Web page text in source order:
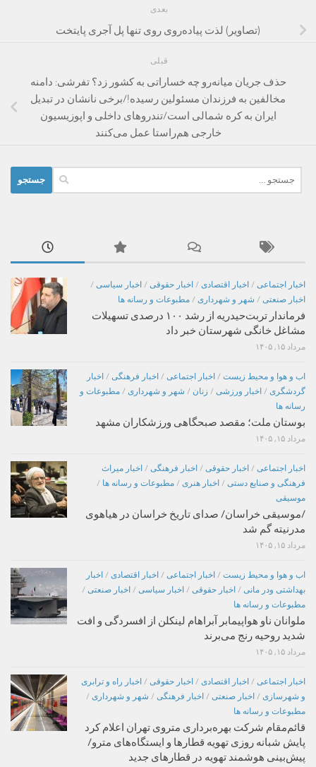
بعدی
(تصاویر) لذت پیاده‌روی روی تنها پل آجری پایتخت
قبلی
حذف جریان میانه‌رو چه خساراتی به کشور زد؟ تفرشی: دامنه‌
مخالفین به فرزندان مسئولین رسیده!/برخی نانشان در تبدیل
ایران به کره شمالی است/تندروهای داخلی و اپوزیسیون
خارجی هم‌راستا عمل می‌کنند
برای:
اخبار اجتماعی / اخبار اقتصادی / اخبار حقوقی / اخبار سیاسی /
اخبار صنعتی / شهر و شهرداری / مطبوعات و رسانه ها
فرماندار تربت‌حیدریه از رشد ۱۰۰ درصدی تسهیلات
مشاغل خانگی شهرستان خبر داد
مرداد ۱۵, ۱۴۰۵
اب و هوا و محیط زیست / اخبار اجتماعی / اخبار فرهنگی / اخبار
گردشگری / اخبار ورزشی / زنان / شهر و شهرداری / مطبوعات و
رسانه ها
بوستان ملت؛ مقصد صبحگاهی ورزشکاران مشهد
مرداد ۱۵, ۱۴۰۵
اخبار اجتماعی / اخبار حقوقی / اخبار فرهنگی / اخبار میراث
فرهنگی و صنایع دستی / اخبار هنری / مطبوعات و رسانه ها /
موسیقی
/موسیقی خراسان/ صدای تاریخ خراسان در هیاهوی
مدرنیته گم شد
مرداد ۱۵, ۱۴۰۵
اب و هوا و محیط زیست / اخبار اجتماعی / اخبار اقتصادی / اخبار
بهداشتی ودر مانی / اخبار حقوقی / اخبار سیاسی / اخبار صنعتی /
مطبوعات و رسانه ها
ملوانان ناو هواپیمابر آبراهام لینکلن از افسردگی و افت
شدید روحیه رنج می‌برند
مرداد ۱۵, ۱۴۰۵
اخبار اجتماعی / اخبار اقتصادی / اخبار حقوقی / اخبار راه و ترابری
و شهرسازی / اخبار صنعتی / اخبار فرهنگی / شهر و شهرداری /
مطبوعات و رسانه ها
قائم‌مقام شرکت بهره‌برداری متروی تهران اعلام کرد
پایش شبانه روزی تهویه قطارها و ایستگاه‌های مترو/
پیش‌بینی هوشمند تهویه در قطارهای جدید